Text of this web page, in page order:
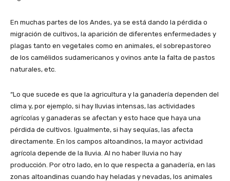
En muchas partes de los Andes, ya se está dando la pérdida o
migración de cultivos, la aparición de diferentes enfermedades y
plagas tanto en vegetales como en animales, el sobrepastoreo
de los camélidos sudamericanos y ovinos ante la falta de pastos
naturales, etc.
“Lo que sucede es que la agricultura y la ganadería dependen del
clima y, por ejemplo, si hay lluvias intensas, las actividades
agrícolas y ganaderas se afectan y esto hace que haya una
pérdida de cultivos. Igualmente, si hay sequías, las afecta
directamente. En los campos altoandinos, la mayor actividad
agrícola depende de la lluvia. Al no haber lluvia no hay
producción. Por otro lado, en lo que respecta a ganadería, en las
zonas altoandinas cuando hay heladas y nevadas, los animales